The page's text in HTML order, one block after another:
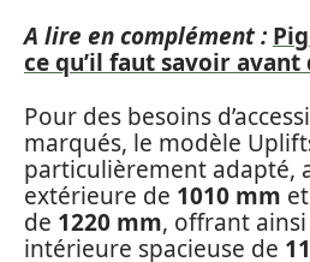
A lire en complément :
ce qu’il faut savoir avant
Pour des besoins
marqués, le modèle
particulièrement adapté,
extérieure de 1010 mm
de 1220 mm, offrant
intérieure spacieuse de